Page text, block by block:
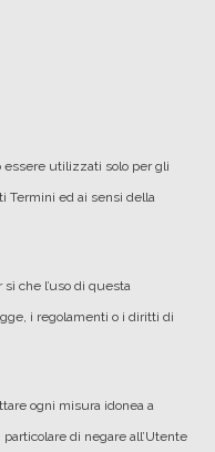
essere utilizzati solo per gli
Termini ed ai sensi della
che l’uso di questa
i regolamenti o i diritti di
ogni misura idonea a
di negare all’Utente